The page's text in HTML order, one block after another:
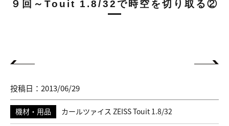
９回～Touit 1.8/32で時空を切り取る②
投稿日：2013/06/29
機材・用品 カールツァイス ZEISS Touit 1.8/32